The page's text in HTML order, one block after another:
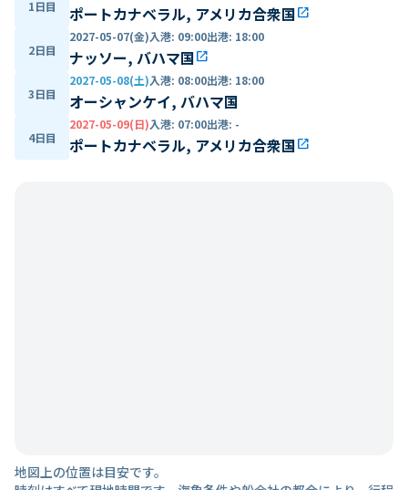
1日目 ポートカナベラル, アメリカ合衆国open_in_new
2日目
2027-05-07(金)入港: 09:00出港: 18:00
ナッソー, バハマ国open_in_new
3日目
2027-05-08(土)入港: 08:00出港: 18:00
オーシャンケイ, バハマ国
4日目
2027-05-09(日)入港: 07:00出港: -
ポートカナベラル, アメリカ合衆国open_in_new
地図上の位置は目安です。